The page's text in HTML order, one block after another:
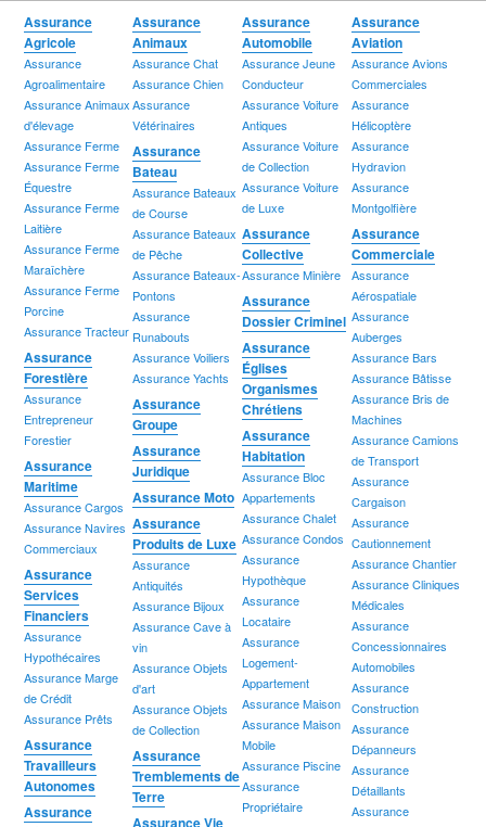
Assurance
Agricole
Assurance
Agroalimentaire
Assurance Animaux
d'élevage
Assurance Ferme
Assurance Ferme
Équestre
Assurance Ferme
Laitière
Assurance Ferme
Maraîchère
Assurance Ferme
Porcine
Assurance Tracteur
Assurance
Animaux
Assurance Chat
Assurance Chien
Assurance
Vétérinaires
Assurance
Automobile
Assurance Jeune
Conducteur
Assurance Voiture
Antiques
Assurance Voiture
de Collection
Assurance Voiture
de Luxe
Assurance
Aviation
Assurance Avions
Commerciales
Assurance
Hélicoptère
Assurance
Hydravion
Assurance
Montgolfière
Assurance
Bateau
Assurance Bateaux
de Course
Assurance Bateaux
de Pêche
Assurance Bateaux-
Pontons
Assurance
Runabouts
Assurance Voiliers
Assurance Yachts
Assurance
Collective
Assurance Minière
Assurance
Commerciale
Assurance
Aérospatiale
Assurance
Auberges
Assurance Bars
Assurance Bâtisse
Assurance Bris de
Machines
Assurance Camions
de Transport
Assurance
Cargaison
Assurance
Cautionnement
Assurance Chantier
Assurance Cliniques
Médicales
Assurance
Concessionnaires
Automobiles
Assurance
Construction
Assurance
Dépanneurs
Assurance
Détaillants
Assurance
Assurance
Dossier Criminel
Assurance
Églises
Organismes
Chrétiens
Assurance
Forestière
Assurance
Entrepreneur
Forestier
Assurance
Groupe
Assurance
Habitation
Assurance Bloc
Appartements
Assurance Chalet
Assurance Condos
Assurance
Hypothèque
Assurance
Locataire
Assurance
Logement-
Appartement
Assurance Maison
Assurance Maison
Mobile
Assurance Piscine
Assurance
Propriétaire
Assurance
Juridique
Assurance
Maritime
Assurance Cargos
Assurance Navires
Commerciaux
Assurance Moto
Assurance
Produits de Luxe
Assurance
Antiquités
Assurance Bijoux
Assurance Cave à
vin
Assurance Objets
d'art
Assurance Objets
de Collection
Assurance
Services
Financiers
Assurance
Hypothécaires
Assurance Marge
de Crédit
Assurance Prêts
Assurance
Travailleurs
Autonomes
Assurance
Tremblements de
Terre
Assurance
Assurance Vie